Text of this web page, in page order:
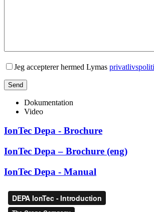
Lad venligst dette felt være tomt.
Jeg accepterer hermed Lymas
Dokumentation
Video
IonTec Depa - Brochure
IonTec Depa – Brochure (eng)
IonTec Depa - Manual